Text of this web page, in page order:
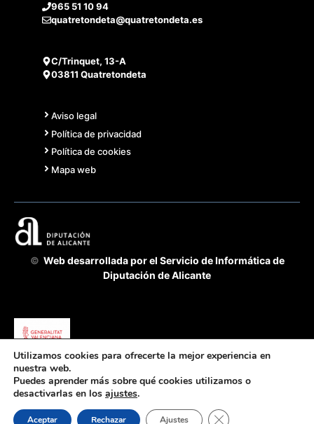
965 51 10 94
quatretondeta@quatretondeta.es
C/Trinquet, 13-A
03811 Quatretondeta
Aviso legal
Política de privacidad
Política de cookies
Mapa web
© Web desarrollada por el Servicio de Informática de
Diputación de Alicante
Acuerdo Cooperación 2025 GVA-Diputación
Alicante - fomento de la transparencia y buen
gobierno
Utilizamos cookies para ofrecerte la mejor experiencia en
nuestra web.
Puedes aprender más sobre qué cookies utilizamos o
desactivarlas en los ajustes.
Aceptar Rechazar Ajustes Cerrar el banner de